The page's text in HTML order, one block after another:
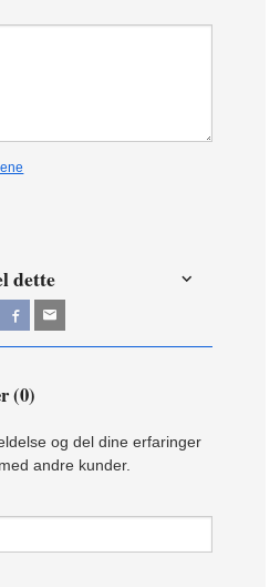
dette
(0)
og del dine erfaringer
andre kunder.